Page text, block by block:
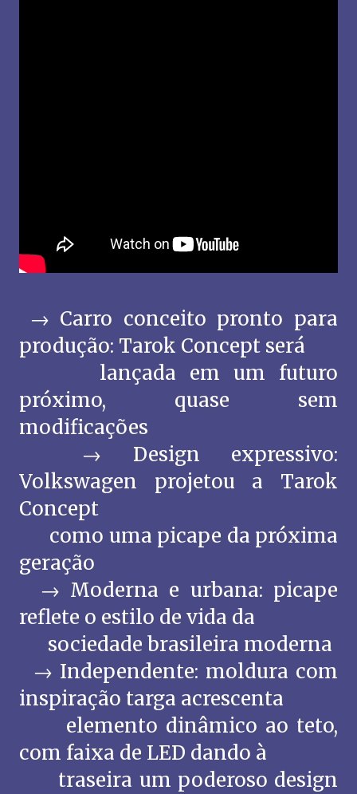
→ Carro conceito pronto para
produção: Tarok Concept será
lançada em um futuro
próximo, quase sem
modificações
→ Design expressivo:
Volkswagen projetou a Tarok
Concept
como uma picape da próxima
geração
→ Moderna e urbana: picape
reflete o estilo de vida da
sociedade brasileira moderna
→ Independente: moldura com
inspiração targa acrescenta
elemento dinâmico ao teto,
com faixa de LED dando à
traseira um poderoso design